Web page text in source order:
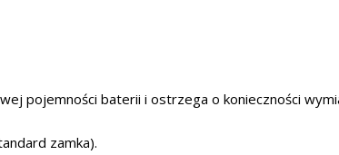
pojemności baterii i ostrzega o konieczności
zamka).